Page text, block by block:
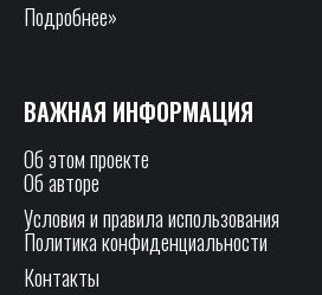
Подробнее»
ВАЖНАЯ ИНФОРМАЦИЯ
Об этом проекте
Об авторе
Условия и правила использования
Политика конфиденциальности
Контакты